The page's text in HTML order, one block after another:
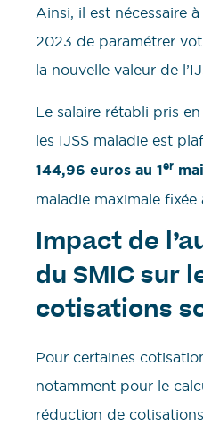
Ainsi, il est nécessaire
2023 de paramétrer
la nouvelle valeur de
Le salaire rétabli pris
les IJSS maladie est
144,96 euros au 1er
maladie maximale fixée
Impact de
du SMIC sur
cotisations
Pour certaines
notamment pour le
réduction de